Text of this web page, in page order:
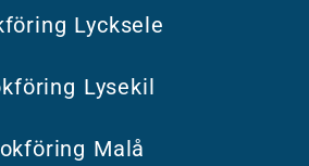
Lycksele
Lysekil
Malå